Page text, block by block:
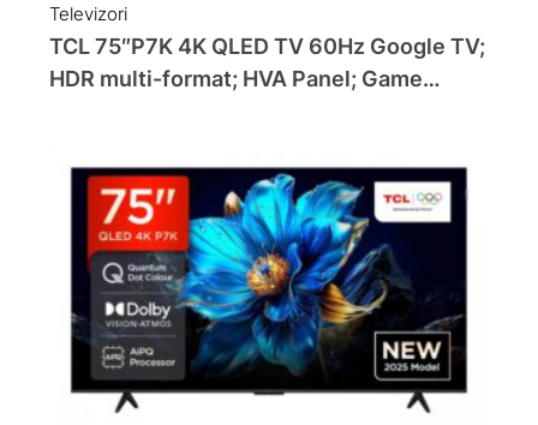
Televizori
TCL 75″P7K 4K QLED TV 60Hz Google TV;
HDR multi-format; HVA Panel; Game